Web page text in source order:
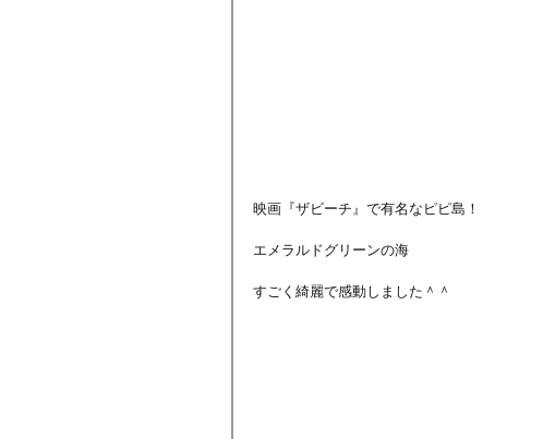
映画『ザビーチ』で有名なピピ島！
エメラルドグリーンの海
すごく綺麗で感動しました＾＾